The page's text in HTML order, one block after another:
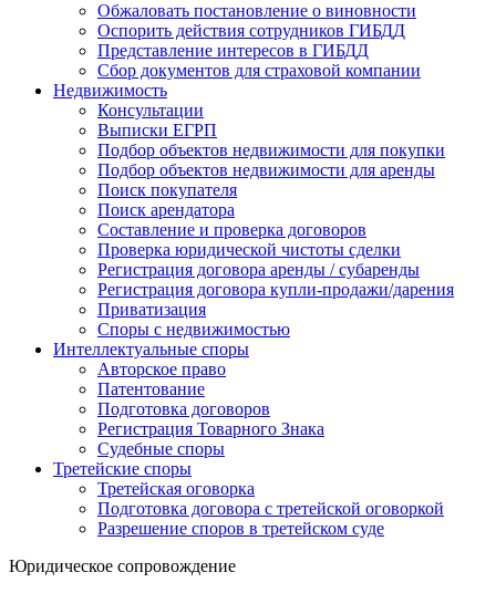
Обжаловать постановление о виновности
Оспорить действия сотрудников ГИБДД
Представление интересов в ГИБДД
Сбор документов для страховой компании
Недвижимость
Консультации
Выписки ЕГРП
Подбор объектов недвижимости для покупки
Подбор объектов недвижимости для аренды
Поиск покупателя
Поиск арендатора
Составление и проверка договоров
Проверка юридической чистоты сделки
Регистрация договора аренды / субаренды
Регистрация договора купли-продажи/дарения
Приватизация
Cпоры с недвижимостью
Интеллектуальные споры
Авторское право
Патентование
Подготовка договоров
Регистрация Товарного Знака
Судебные споры
Третейские споры
Третейская оговорка
Подготовка договора с третейской оговоркой
Разрешение споров в третейском суде
Юридическое сопровождение